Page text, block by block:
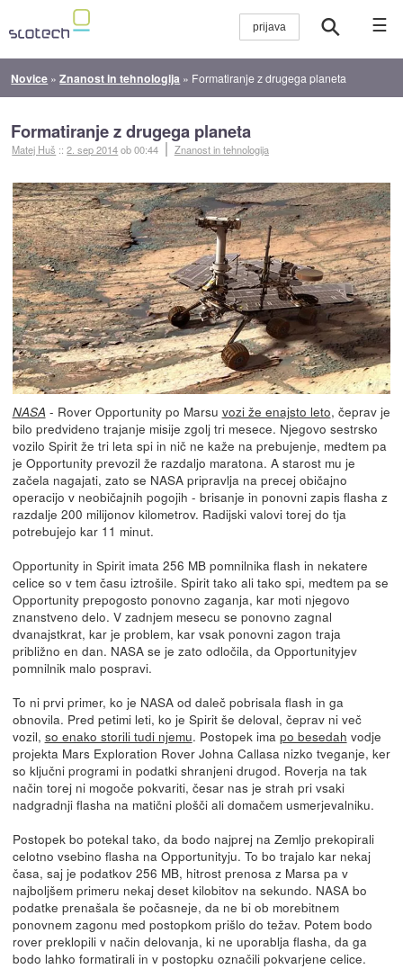
☰
Novice »Znanost in tehnologija » Formatiranje z drugega planeta
Formatiranje z drugega planeta
Matej Huš ::2. sep 2014ob 00:44 Znanost in tehnologija
NASA - Rover Opportunity po Marsu vozi že enajsto leto, čeprav je
bilo predvideno trajanje misije zgolj tri mesece. Njegovo sestrsko
vozilo Spirit že tri leta spi in nič ne kaže na prebujenje, medtem pa
je Opportunity prevozil že razdaljo maratona. A starost mu je
začela nagajati, zato se NASA pripravlja na precej običajno
operacijo v neobičajnih pogojih - brisanje in ponovni zapis flasha z
razdalje 200 milijonov kilometrov. Radijski valovi torej do tja
potrebujejo kar 11 minut.
Opportunity in Spirit imata 256 MB pomnilnika flash in nekatere
celice so v tem času iztrošile. Spirit tako ali tako spi, medtem pa se
Opportunity prepogosto ponovno zaganja, kar moti njegovo
znanstveno delo. V zadnjem mesecu se ponovno zagnal
dvanajstkrat, kar je problem, kar vsak ponovni zagon traja
približno en dan. NASA se je zato odločila, da Opportunityjev
pomnilnik malo pospravi.
To ni prvi primer, ko je NASA od daleč pobrisala flash in ga
obnovila. Pred petimi leti, ko je Spirit še deloval, čeprav ni več
vozil, so enako storili tudi njemu. Postopek ima po besedah vodje
projekta Mars Exploration Rover Johna Callasa nizko tveganje, ker
so ključni programi in podatki shranjeni drugod. Roverja na tak
način torej ni mogoče pokvariti, česar nas je strah pri vsaki
nadgradnji flasha na matični plošči ali domačem usmerjevalniku.
Postopek bo potekal tako, da bodo najprej na Zemljo prekopirali
celotno vsebino flasha na Opportunityju. To bo trajalo kar nekaj
časa, saj je podatkov 256 MB, hitrost prenosa z Marsa pa v
najboljšem primeru nekaj deset kilobitov na sekundo. NASA bo
podatke prenašala še počasneje, da ne bi ob morebitnem
ponovnem zagonu med postopkom prišlo do težav. Potem bodo
rover preklopili v način delovanja, ki ne uporablja flasha, da ga
bodo lahko formatirali in v postopku označili pokvarjene celice.